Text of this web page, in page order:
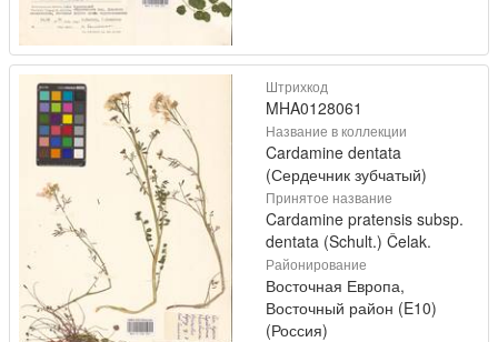
Штрихкод
MHA0128061
Название в коллекции
Cardamine dentata
(Сердечник зубчатый)
Принятое название
Cardamine pratensis subsp.
dentata (Schult.) Čelak.
Районирование
Восточная Европа,
Восточный район (E10)
(Россия)